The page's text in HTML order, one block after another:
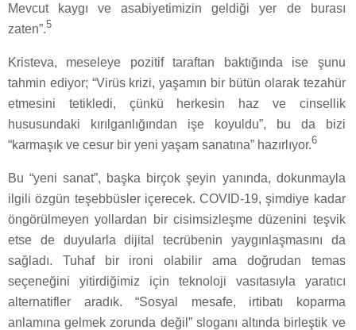
Mevcut kaygı ve asabiyetimizin geldiği yer de burası
zaten”.5
Kristeva, meseleye pozitif taraftan baktığında ise şunu
tahmin ediyor; “Virüs krizi, yaşamın bir bütün olarak tezahür
etmesini tetikledi, çünkü herkesin haz ve cinsellik
hususundaki kırılganlığından işe koyuldu”, bu da bizi
“karmaşık ve cesur bir yeni yaşam sanatına” hazırlıyor.6
Bu “yeni sanat”, başka birçok şeyin yanında, dokunmayla
ilgili özgün teşebbüsler içerecek. COVID-19, şimdiye kadar
öngörülmeyen yollardan bir cisimsizleşme düzenini teşvik
etse de duyularla dijital tecrübenin yaygınlaşmasını da
sağladı. Tuhaf bir ironi olabilir ama doğrudan temas
seçeneğini yitirdiğimiz için teknoloji vasıtasıyla yaratıcı
alternatifler aradık. “Sosyal mesafe, irtibatı koparma
anlamına gelmek zorunda değil” sloganı altında birleştik ve